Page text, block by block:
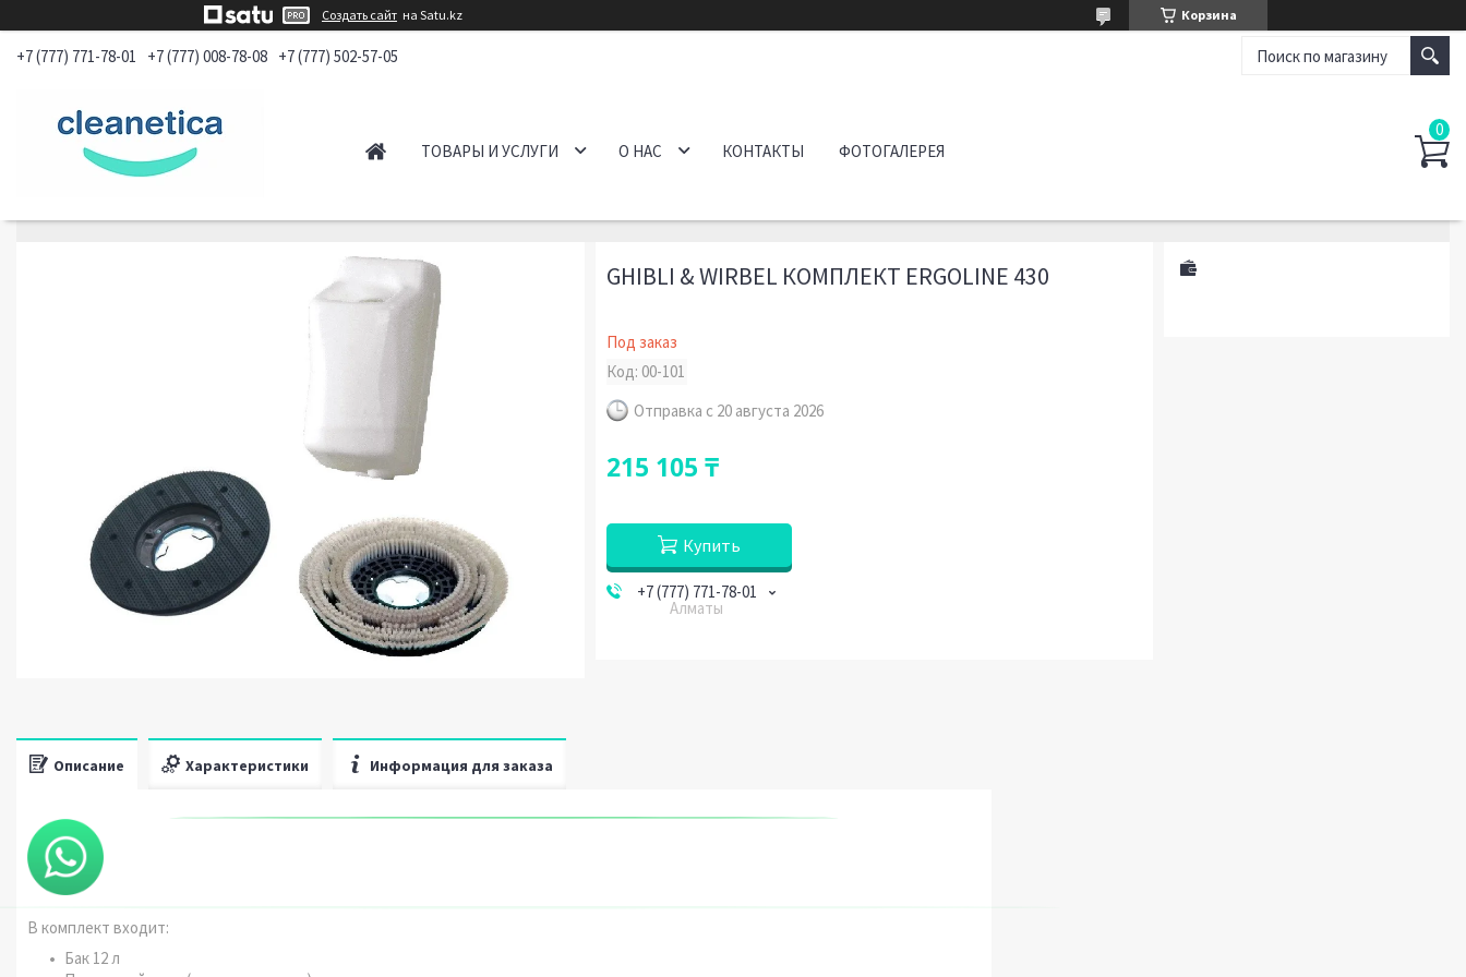
Создать сайт на Satu.kz Корзина
+7 (777) 771-78-01 +7 (777) 008-78-08 +7 (777) 502-57-05
ТОВАРЫ И УСЛУГИ О НАС КОНТАКТЫ ФОТОГАЛЕРЕЯ
GHIBLI & WIRBEL КОМПЛЕКТ ERGOLINE 430
Под заказ
Код: 00-101
Отправка с 20 августа 2026
215 105 ₸
Купить
+7 (777) 771-78-01
Алматы
Описание Характеристики Информация для заказа
В комплект входит:
Бак 12 л